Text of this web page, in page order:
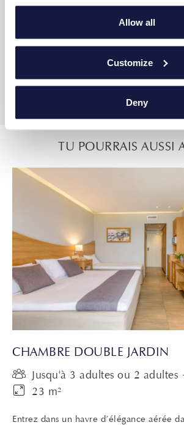
Allow all
Customize
Deny
Jusqu'à 2 adultes
Une chambre avec un lit double et un
TU POURRAIS AUSSI
CHAMBRE DOUBLE JARDIN
Jusqu'à 3 adultes ou 2
23 m²
Entrez dans un havre d’élégance aérée